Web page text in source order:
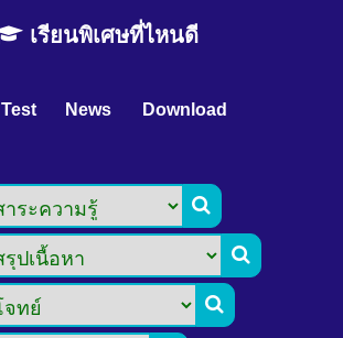
เรียนพิเศษที่ไหนดี
Test News Download


